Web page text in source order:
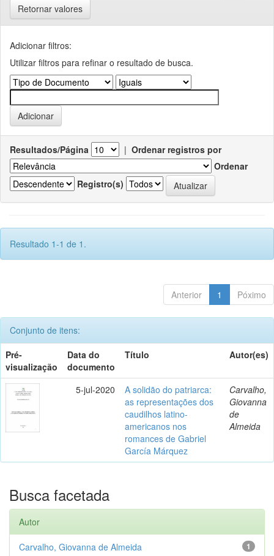
Retornar valores
Adicionar filtros:
Utilizar filtros para refinar o resultado de busca.
Resultados/Página | Ordenar registros por
Ordenar
Registro(s)
Resultado 1-1 de 1.
Anterior 1 Póximo
Conjunto de itens:
Pré-
visualização
Data do
documento
Título Autor(es)
5-jul-2020
A solidão do patriarca:
as representações dos
caudilhos latino-
americanos nos
romances de Gabriel
García Márquez
Carvalho,
Giovanna
de
Almeida
Busca facetada
Autor
1
Carvalho, Giovanna de Almeida